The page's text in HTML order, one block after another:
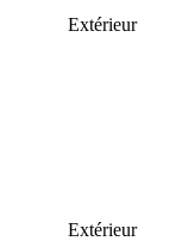
Extérieur
Extérieur